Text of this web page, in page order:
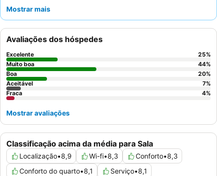
recebem consistentemente muitos elogios pelo seu serviço
geralmente bom e o excelente pub e restaurante no local. Para
quem viaja com animais de estimação, a disponibilidade de
quartos que aceitam cães
Mostrar mais
Classificação acima da média para Sala
Localização•8,9 Wi-fi•8,3 Conforto•8,3
Conforto do quarto•8,1 Serviço•8,1
Avaliações dos hóspedes
Excelente 25%
Muito boa
44%
Boa
20%
Aceitável
7%
Fraca
4%
Mostrar avaliações